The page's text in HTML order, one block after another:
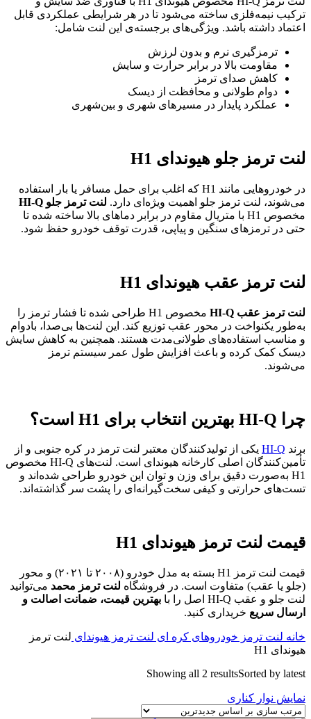
ترکیب نیمه‌فلزی ساخته می‌شود تا در هر شرایطی عملکردی قابل
اعتماد داشته باشد. ویژگی‌های برجسته‌ی این لنت شامل:
ترمزگیری نرم و بدون لرزش
مقاومت بالا در برابر حرارت و سایش
کاهش صدای ترمز
دوام طولانی و محافظت از دیسک
عملکرد پایدار در مسیرهای شهری و بین‌شهری
لنت ترمز جلو هیوندای H1
در خودروهایی مانند H1 که اغلب برای حمل مسافر یا بار استفاده
می‌شوند، لنت ترمز جلو اهمیت ویژه‌ای دارد. لنت ترمز جلو HI-Q
مخصوص H1 با متریال مقاوم در برابر دماهای بالا ساخته شده تا
حتی در ترمزهای سنگین و پیاپی، قدرت توقف خودرو حفظ شود.
لنت ترمز عقب هیوندای H1
لنت ترمز عقب HI-Q
مخصوص H1 طراحی شده تا فشار ترمز را
به‌طور یکنواخت در محور عقب توزیع کند. این لنت‌ها بی‌صدا، بادوام
و مناسب استفاده‌های طولانی‌مدت هستند. همچنین به کاهش سایش
دیسک کمک کرده و باعث افزایش طول عمر سیستم ترمز
می‌شوند.
چرا HI-Q بهترین انتخاب برای H1 است؟
برند HI-Q یکی از تولیدکنندگان معتبر لنت ترمز در کره جنوبی و از
تأمین‌کنندگان اصلی کارخانه هیوندای است. لنت‌های HI-Q مخصوص
H1 به‌صورت دقیق برای وزن و توان این خودرو طراحی شده‌اند و
تست‌های حرارتی و کیفی سخت‌گیرانه‌ای را پشت سر گذاشته‌اند.
قیمت لنت ترمز هیوندای H1
قیمت لنت ترمز H1 بسته به مدل خودرو (۲۰۰۸ تا ۲۰۲۱) و محور
(جلو یا عقب) متفاوت است. در فروشگاه لنت ترمز محمد می‌توانید
لنت جلو و عقب HI-Q اصل را با
بهترین قیمت، ضمانت اصالت و
ارسال سریع خریداری کنید.
خانه لنت ترمز خودروهای کره ای لنت ترمز هیوندای لنت ترمز
هیوندای H1
Showing all 2 resultsSorted by latest
نمایش نوار کناری